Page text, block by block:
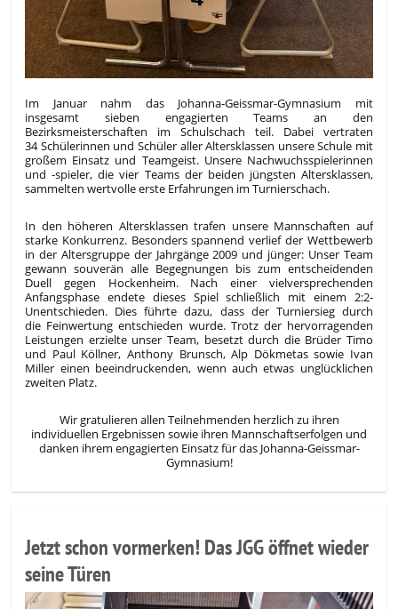
Im Januar nahm das Johanna-Geissmar-Gymnasium mit
insgesamt sieben engagierten Teams an den
Bezirksmeisterschaften im Schulschach teil. Dabei vertraten
34 Schülerinnen und Schüler aller Altersklassen unsere Schule mit
großem Einsatz und Teamgeist. Unsere Nachwuchsspielerinnen
und -spieler, die vier Teams der beiden jüngsten Altersklassen,
sammelten wertvolle erste Erfahrungen im Turnierschach.
In den höheren Altersklassen trafen unsere Mannschaften auf
starke Konkurrenz. Besonders spannend verlief der Wettbewerb
in der Altersgruppe der Jahrgänge 2009 und jünger: Unser Team
gewann souverän alle Begegnungen bis zum entscheidenden
Duell gegen Hockenheim. Nach einer vielversprechenden
Anfangsphase endete dieses Spiel schließlich mit einem 2:2-
Unentschieden. Dies führte dazu, dass der Turniersieg durch
die Feinwertung entschieden wurde. Trotz der hervorragenden
Leistungen erzielte unser Team, besetzt durch die Brüder Timo
und Paul Köllner, Anthony Brunsch, Alp Dökmetas sowie Ivan
Miller einen beeindruckenden, wenn auch etwas unglücklichen
zweiten Platz.
Wir gratulieren allen Teilnehmenden herzlich zu ihren
individuellen Ergebnissen sowie ihren Mannschaftserfolgen und
danken ihrem engagierten Einsatz für das Johanna-Geissmar-
Gymnasium!
Jetzt schon vormerken! Das JGG öffnet wieder
seine Türen